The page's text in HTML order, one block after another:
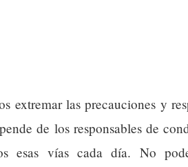
extremar las precauciones y
de los responsables de
esas vías cada día. No